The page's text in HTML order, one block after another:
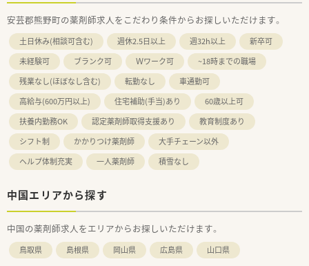
安芸郡熊野町の薬剤師求人をこだわり条件からお探しいただけます。
土日休み(相談可含む) 週休2.5日以上 週32h以上
新卒可
未経験可
ブランク可 Ｗワーク可
~18時までの職場
残業なし(ほぼなし含む)
転勤なし
車通勤可
高給与(600万円以上)
住宅補助(手当)あり
60歳以上可
扶養内勤務OK
認定薬剤師取得支援あり
教育制度あり
シフト制
かかりつけ薬剤師
大手チェーン以外
ヘルプ体制充実
一人薬剤師 積雪なし
中国エリアから探す
中国の薬剤師求人をエリアからお探しいただけます。
鳥取県 島根県 岡山県 広島県 山口県